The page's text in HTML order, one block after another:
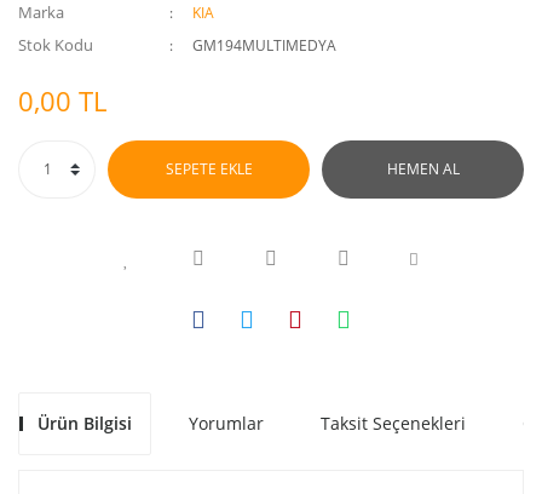
Marka KIA
Stok Kodu GM194MULTIMEDYA
0,00 TL
SEPETE EKLE HEMEN AL
Ürün Bilgisi Yorumlar Taksit Seçenekleri